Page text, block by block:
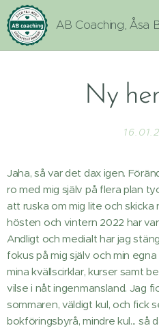
AB Coaching, Åsa
Ny
Jaha, så var det dax igen.
ro med mig själv på flera plan
att ruska om mig lite och skicka
hösten och vintern 2022 har
Andligt och medialt har jag
fokus på mig själv och min
mina kvällscirklar, kurser samt
vilse i nåt ingenmansland. Jag
sommaren, väldigt kul, och fick
bokföringsbyrå, mindre kul... så